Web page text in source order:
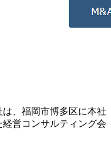
、福岡市博多区に本社
営コンサルティング会